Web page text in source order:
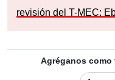
revisión del T-MEC:
Agréganos